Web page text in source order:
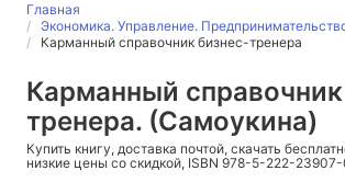
Главная
Экономика. Управление.
Карманный справочник бизнес-тренера
Карманный
тренера. (Самоукина)
Купить книгу, доставка почтой, скачать
низкие цены со скидкой, ISBN 978-5-222-